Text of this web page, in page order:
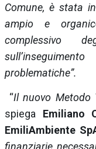
Comune, è stata
ampio e
complessivo
problematiche”.
“Il nuovo Metodo
spiega Emiliano
EmiliAmbiente
finanziarie